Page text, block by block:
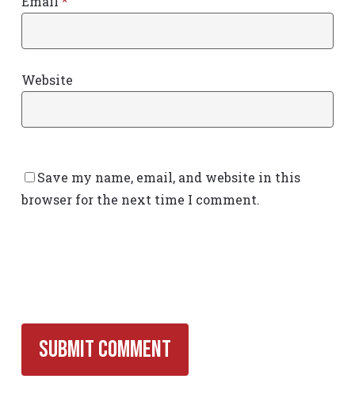
Website
Save my name, email, and website in this
browser for the next time I comment.